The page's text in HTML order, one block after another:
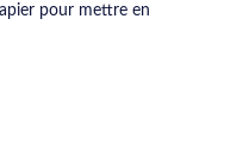
pour mettre en